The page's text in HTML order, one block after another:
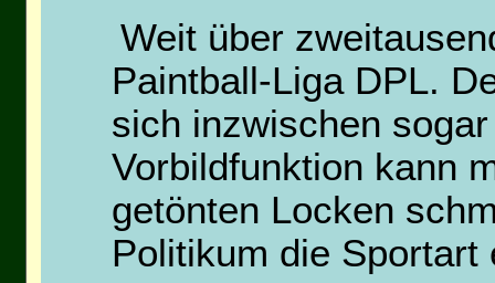
Weit über
Paintball-Liga DPL.
sich inzwischen
Vorbildfunktion kann
getönten Locken
Politikum die